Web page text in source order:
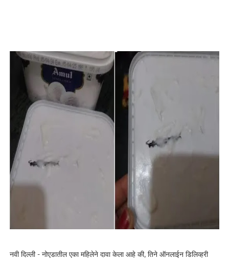
नवी दिल्ली - नोएडातील एका महिलेने दावा केला आहे की, तिने ऑनलाईन डिलिव्हरी